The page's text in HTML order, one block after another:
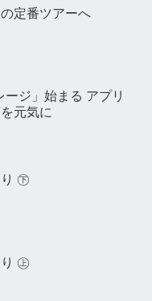
定番ツアーへ
ージ」始まる アプリ
元気に
偽りのないモノづくり ㊦
㊤